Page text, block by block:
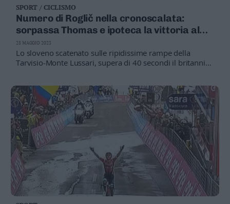
Business
Wire
Territori
Trento
Rovereto
Riva
–
Arco
Basso
Sarca
–
Ledro
Lavis
–
Rotaliana
Valle
SPORT / CICLISMO
Numero di Roglič nella cronoscalata:
sorpassa Thomas e ipoteca la vittoria al
Giro
Lo sloveno scatenato sulle ripidissime rampe della
Tarvisio-Monte Lussari, supera di 40 secondi il britannico
28 MAGGIO 2023